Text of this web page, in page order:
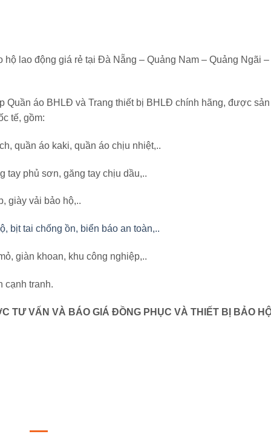
lao động giá rẻ tại Đà Nẵng – Quảng Nam – Quảng Ngãi
Quần áo BHLĐ và Trang thiết bị BHLĐ chính hãng, được
tế, gồm:
quần áo kaki, quần áo chịu nhiệt,..
tay phủ sơn, găng tay chịu dầu,..
giày vải bảo hộ,..
bịt tai chống ồn, biển báo an toàn,..
giàn khoan, khu công nghiệp,..
cạnh tranh.
TƯ VẤN VÀ BÁO GIÁ ĐỒNG PHỤC VÀ THIẾT BỊ BẢO